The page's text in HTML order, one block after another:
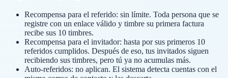
Recompensa para el referido: sin límite. Toda persona que se
registre con un enlace válido y timbre su primera factura
recibe sus 10 timbres.
Recompensa para el invitador: hasta por sus primeros 10
referidos cumplidos. Después de eso, tus invitados siguen
recibiendo sus timbres, pero tú ya no acumulas más.
Auto-referidos: no aplican. El sistema detecta cuentas con el